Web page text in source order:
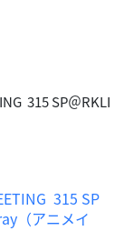
315 SP＠RKLI
315 SP
（アニメイ